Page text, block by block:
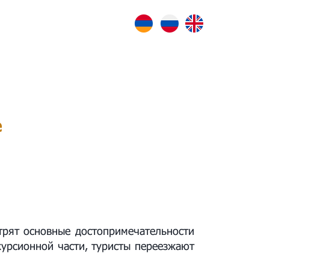
основные достопримечательности
части, туристы переезжают